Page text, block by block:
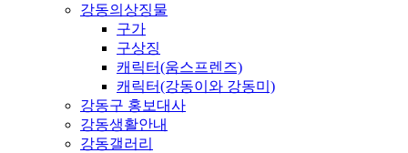
강동의상징물
구가
구상징
캐릭터(움스프렌즈)
캐릭터(강동이와 강동미)
강동구 홍보대사
강동생활안내
강동갤러리